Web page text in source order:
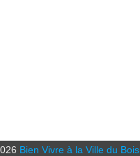
Bien Vivre à la Ville du Bois